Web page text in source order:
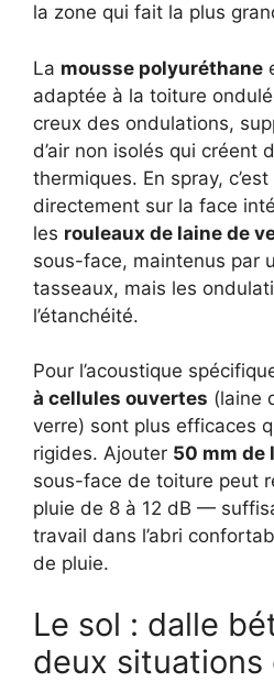
la zone qui fait la plus
La mousse polyuréthane
adaptée à la toiture
creux des ondulations,
d’air non isolés qui créent
thermiques. En spray,
directement sur la face
les rouleaux de laine de
sous-face, maintenus par
tasseaux, mais les
l’étanchéité.
Pour l’acoustique
à cellules ouvertes (laine
verre) sont plus efficaces
rigides. Ajouter 50 mm de
sous-face de toiture peut
pluie de 8 à 12 dB —
travail dans l’abri
de pluie.
Le sol : dalle
deux